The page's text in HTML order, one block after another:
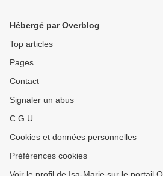
Hébergé par Overblog
Top articles
Pages
Contact
Signaler un abus
C.G.U.
Cookies et données personnelles
Préférences cookies